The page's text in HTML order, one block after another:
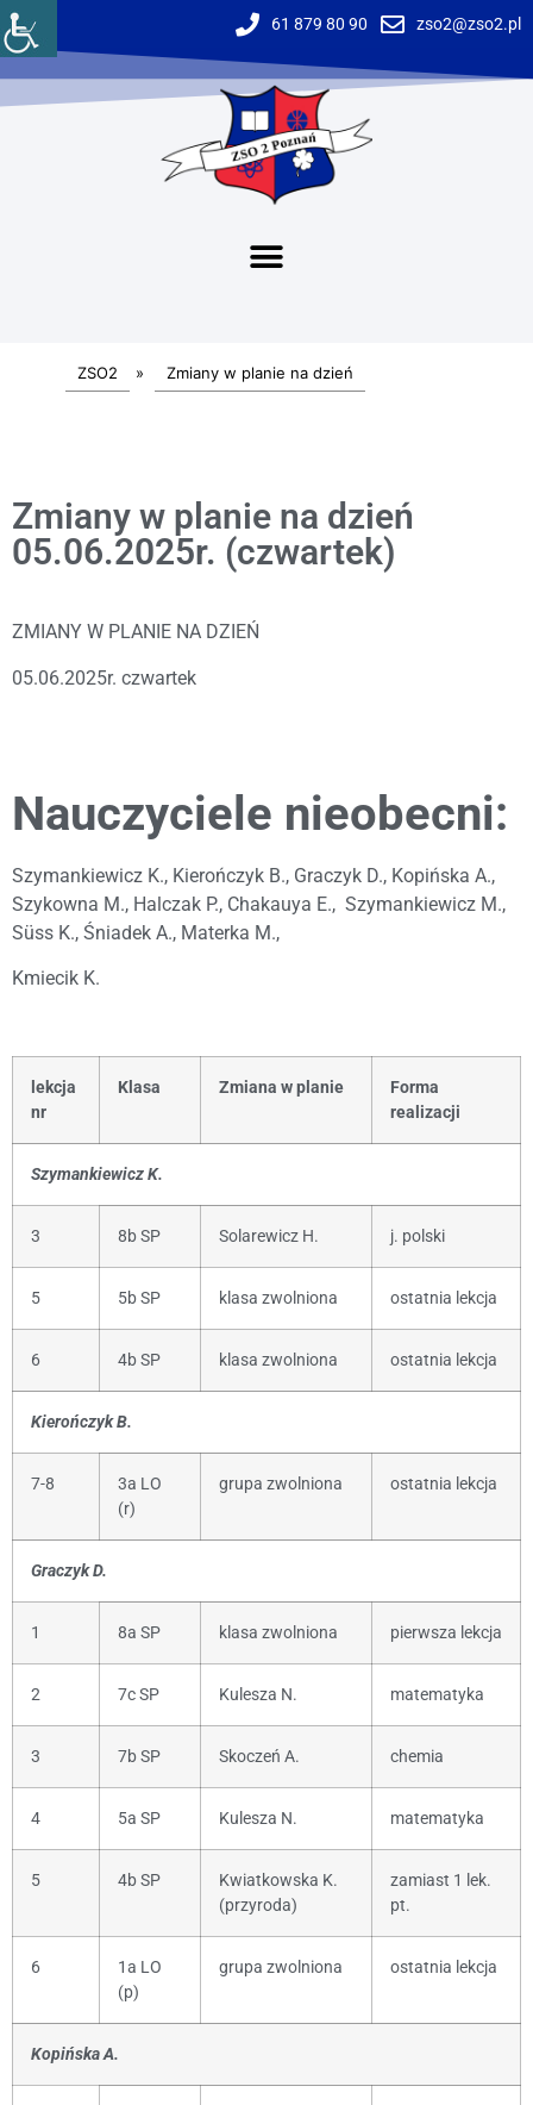
61 879 80 90 zso2@zso2.pl
ZSO2 » Zmiany w planie na dzień
Zmiany w planie na dzień
05.06.2025r. (czwartek)
ZMIANY W PLANIE NA DZIEŃ
05.06.2025r. czwartek
Nauczyciele nieobecni:
Szymankiewicz K., Kierończyk B., Graczyk D., Kopińska A.,
Szykowna M., Halczak P., Chakauya E., Szymankiewicz M.,
Süss K., Śniadek A., Materka M.,
Kmiecik K.
lekcja
nr
Klasa Zmiana w planie
Forma
realizacji
Szymankiewicz K.
3 8b SP Solarewicz H. j. polski
5 5b SP klasa zwolniona ostatnia lekcja
6 4b SP klasa zwolniona ostatnia lekcja
Kierończyk B.
7-8
3a LO
(r)
grupa zwolniona ostatnia lekcja
Graczyk D.
1 8a SP klasa zwolniona pierwsza lekcja
2 7c SP Kulesza N. matematyka
3 7b SP Skoczeń A. chemia
4 5a SP Kulesza N. matematyka
5 4b SP
Kwiatkowska K.
(przyroda)
zamiast 1 lek.
pt.
6
1a LO
(p)
grupa zwolniona ostatnia lekcja
Kopińska A.